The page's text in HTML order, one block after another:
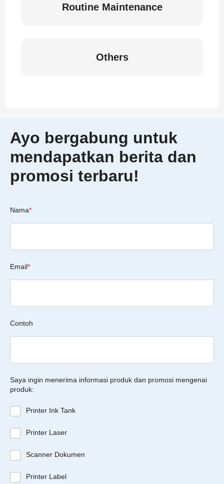
Routine Maintenance
Others
Ayo bergabung untuk
mendapatkan berita dan
promosi terbaru!
Nama*
Email*
Contoh
Saya ingin menerima informasi produk dan promosi mengenai
produk:
Printer Ink Tank
Printer Laser
Scanner Dokumen
Printer Label